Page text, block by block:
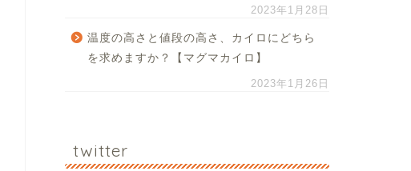
2023年1月28日
温度の高さと値段の高さ、カイロにどちら
を求めますか？【マグマカイロ】
2023年1月26日
twitter